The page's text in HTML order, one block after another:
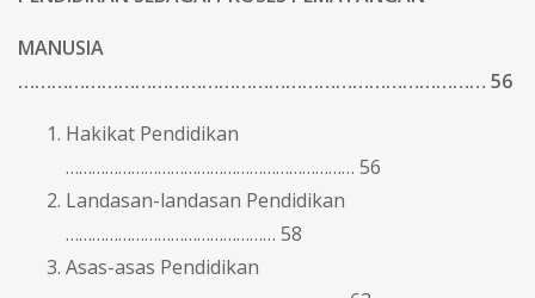
MANUSIA
………………………………………………………………………… 56
Hakikat Pendidikan
………………………………………………………… 56
Landasan-landasan Pendidikan
………………………………………… 58
Asas-asas Pendidikan